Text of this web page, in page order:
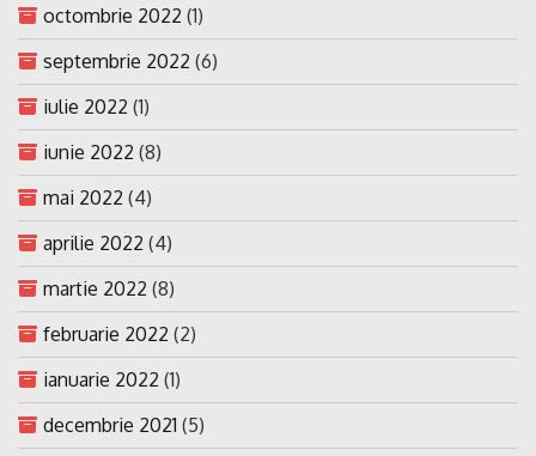
octombrie 2022 (1)
septembrie 2022 (6)
iulie 2022 (1)
iunie 2022 (8)
mai 2022 (4)
aprilie 2022 (4)
martie 2022 (8)
februarie 2022 (2)
ianuarie 2022 (1)
decembrie 2021 (5)